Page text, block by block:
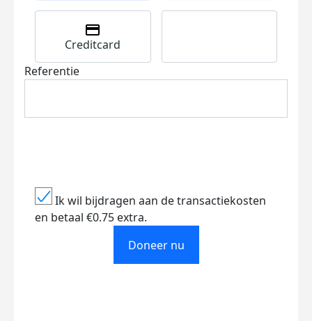
Creditcard
Referentie
Ik wil bijdragen aan de transactiekosten
en betaal €0.75 extra.
Doneer nu